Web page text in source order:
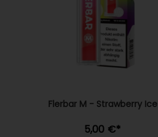
Flerbar M - Strawberry Ice
5,00 €*